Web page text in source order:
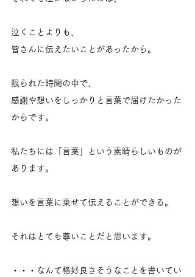
泣くことよりも、
皆さんに伝えたいことがあったから。
限られた時間の中で、
感謝や想いをしっかりと言葉で届けたかった
からです。
私たちには「言葉」という素晴らしいものが
あります。
想いを言葉に乗せて伝えることができる。
それはとても尊いことだと思います。
・・・なんて格好良さそうなことを書いてい